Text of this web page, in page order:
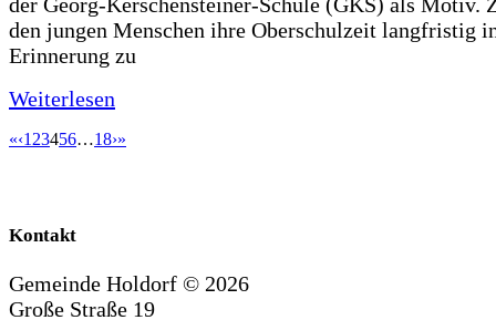
den jungen Menschen ihre Oberschulzeit langfristig
Erinnerung zu
Weiterlesen
«‹1 23456…18›»
Kontakt
Gemeinde Holdorf © 2026
Große Straße 19